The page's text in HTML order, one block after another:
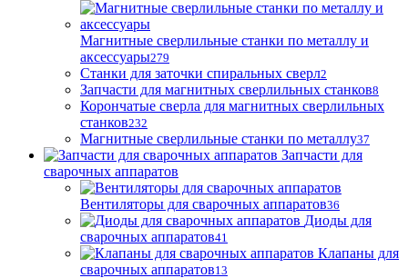
Магнитные сверлильные станки по металлу и
аксессуары279
Станки для заточки спиральных сверл2
Запчасти для магнитных сверлильных станков8
Корончатые сверла для магнитных сверлильных
станков232
Магнитные сверлильные станки по металлу37
Запчасти для
сварочных аппаратов
Вентиляторы для сварочных аппаратов36
Диоды для
сварочных аппаратов41
Клапаны для
сварочных аппаратов13